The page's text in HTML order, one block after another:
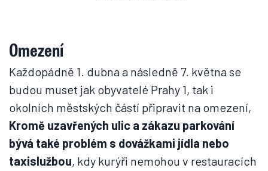
Omezení
Každopádně 1. dubna a následně 7. května se
budou muset jak obyvatelé Prahy 1, tak i
okolních městských částí připravit na omezení,
Kromě uzavřených ulic a zákazu parkování
bývá také problém s dovážkami jídla nebo
taxislužbou, kdy kurýři nemohou v restauracích